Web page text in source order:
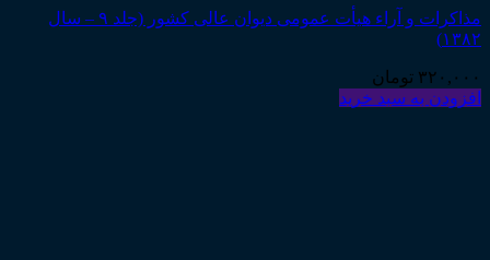
مذاکرات و آراء هیأت عمومی دیوان عالی کشور (جلد ۹ – سال
۱۳۸۲)
۳۲۰,۰۰۰ تومان
افزودن به سبد خرید